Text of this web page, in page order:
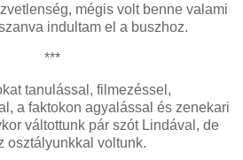
mégis volt benne valami
indultam el a buszhoz.
***
tanulással, filmezéssel,
a faktokon agyalással és zenekari
váltottunk pár szót Lindával, de
osztályunkkal voltunk.